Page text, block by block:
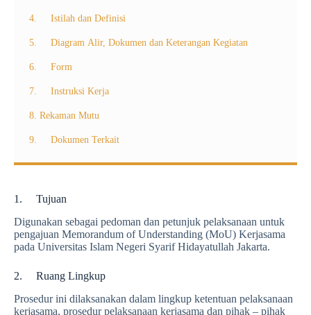
4. Istilah dan Definisi
5. Diagram Alir, Dokumen dan Keterangan Kegiatan
6. Form
7. Instruksi Kerja
8. Rekaman Mutu
9. Dokumen Terkait
1. Tujuan
Digunakan sebagai pedoman dan petunjuk pelaksanaan untuk
pengajuan Memorandum of Understanding (MoU) Kerjasama
pada Universitas Islam Negeri Syarif Hidayatullah Jakarta.
2. Ruang Lingkup
Prosedur ini dilaksanakan dalam lingkup ketentuan pelaksanaan
kerjasama, prosedur pelaksanaan kerjasama dan pihak – pihak